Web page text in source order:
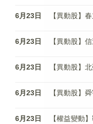
6月23日 【異動股】
6月23日 【異動股】
6月23日 【異動股】
6月23日 【異動股】
6月23日
【權益變動